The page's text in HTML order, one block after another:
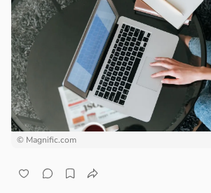
в13:55
© Magnific.com
в17:21